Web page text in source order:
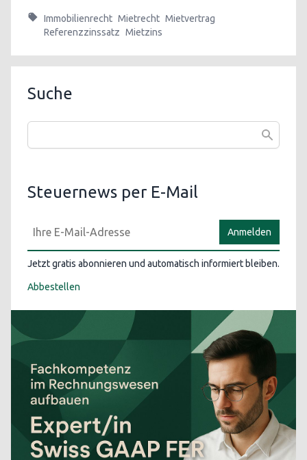
Immobilienrecht Mietrecht Mietvertrag
Referenzzinssatz Mietzins
Suche
Steuernews per E-Mail
Anmelden
Jetzt gratis abonnieren und automatisch informiert bleiben.
Abbestellen